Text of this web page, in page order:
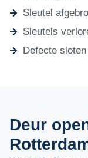
Sleutel
Sleutels
Defecte
Deur